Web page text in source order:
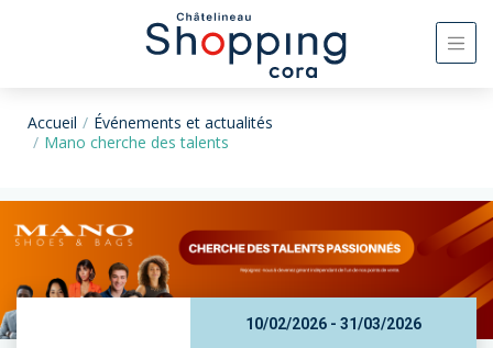
Accueil
Événements et actualités
Mano cherche des talents
10/02/2026 - 31/03/2026